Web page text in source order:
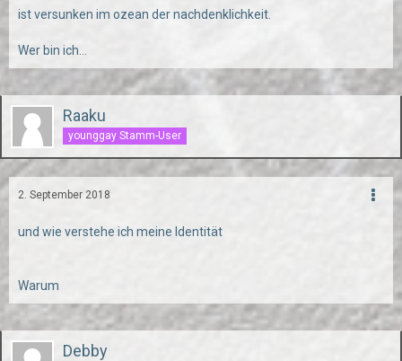
ist versunken im ozean der nachdenklichkeit.
Wer bin ich...
Raaku
younggay Stamm-User
2. September 2018
und wie verstehe ich meine Identität
Warum
Debby